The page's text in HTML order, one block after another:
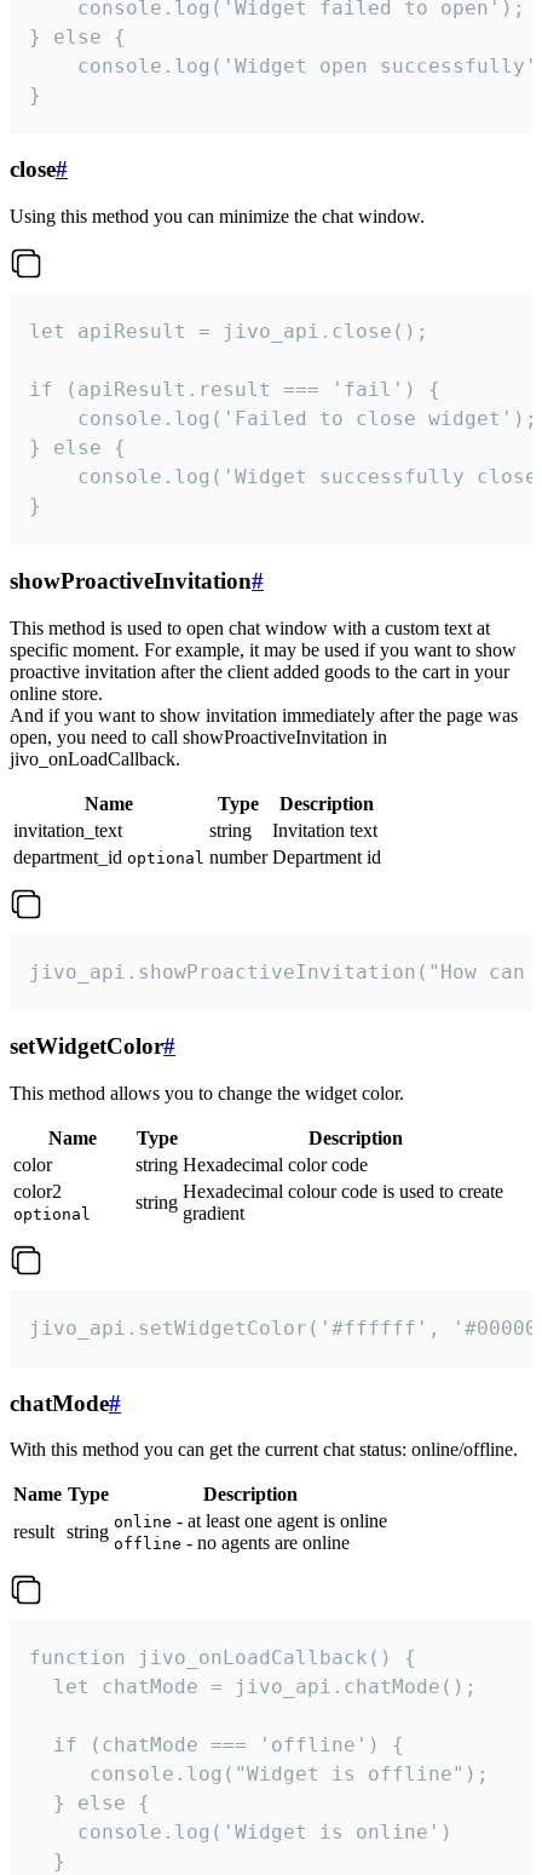
    console.log('Widget failed to open');
} else {
console.log('Widget open
}
close#
Using this method you can minimize the chat window.
let apiResult = jivo_api.close();
if (apiResult.result === 'fail') {
    console.log('Failed to close widget');
} else {
console.log('Widget successfully
}
showProactiveInvitation#
This method is used to open chat window with a custom text at
specific moment. For example, it may be used if you want to show
proactive invitation after the client added goods to the cart in your
online store.
And if you want to show invitation immediately after the page was
open, you need to call showProactiveInvitation in
jivo_onLoadCallback.
Name Type
Description
invitation_text
string
Invitation text
department_id optional number Department id
jivo_api.showProactiveInvitation("How
setWidgetColor#
This method allows you to change the widget color.
Name Type
Description
color
string Hexadecimal color code
color2
optional
string
Hexadecimal colour code is used to create
gradient
jivo_api.setWidgetColor('#ffffff',
chatMode#
With this method you can get the current chat status: online/offline.
Name Type
Description
result string online - at least one agent is online
offline - no agents are online
function jivo_onLoadCallback() {
  let chatMode = jivo_api.chatMode();
  if (chatMode === 'offline') {
     console.log("Widget is offline");
  } else {
    console.log('Widget is online')
  }